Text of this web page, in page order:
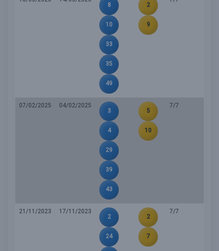
8
10
33
35
49
2
9
07/02/2025
04/02/2025
3
4
29
39
43
5
10
7/7
21/11/2023
17/11/2023
2
24
2
7
7/7